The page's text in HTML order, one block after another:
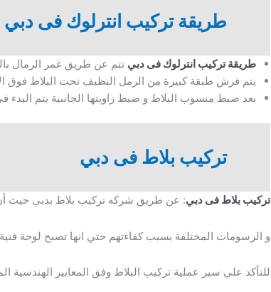
طريقة تركيب انترلوك فى دبي
طريقة تركيب انترلوك فى دبي تتم عن طريق غمر الرمال
يتم فرش طبقة كبيرة من الرمل النظيف تحت البلاط فوق الأرضية مباشراً
بعد ضبط منسوب البلاط و ضبط زاويتها الجانبية يتم البدء
تركيب بلاط فى دبي
تركيب بلاط فى دبي: عن طريق شركه تركيب بلاط بدبي حيث
و الرسومات المختلفة بسبب كفاءتهم حتي انها تصبح لوحة
للتأكد علي سير عملية تركيب البلاط وفق المعايير الهندسية